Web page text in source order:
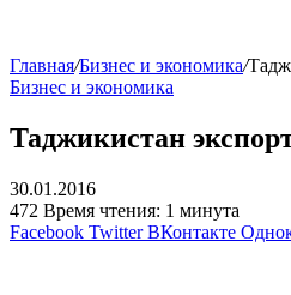
Главная/Бизнес и экономика/
Бизнес и экономика
Таджикистан
30.01.2016
472 Время чтения: 1 минута
Facebook Twitter ВКонтакте